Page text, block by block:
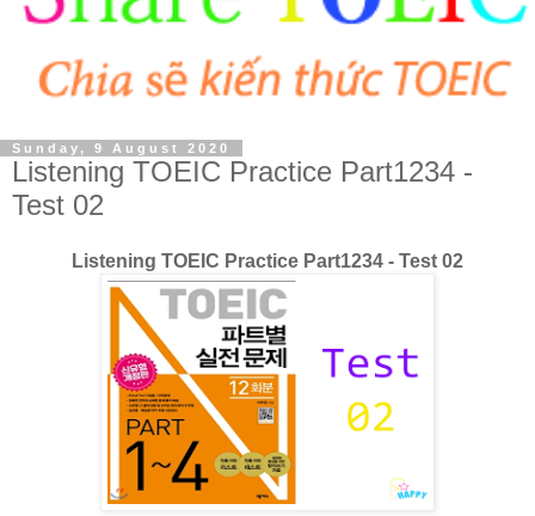
Sunday, 9 August 2020
Listening TOEIC Practice Part1234 -
Test 02
Listening TOEIC Practice Part1234 - Test 02